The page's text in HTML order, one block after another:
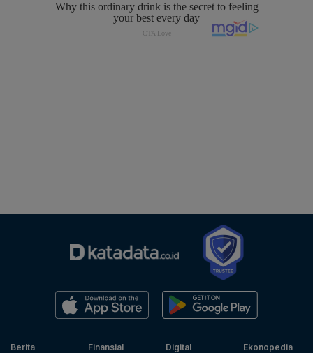
Berita
Finansial
Digital
Ekonopedia